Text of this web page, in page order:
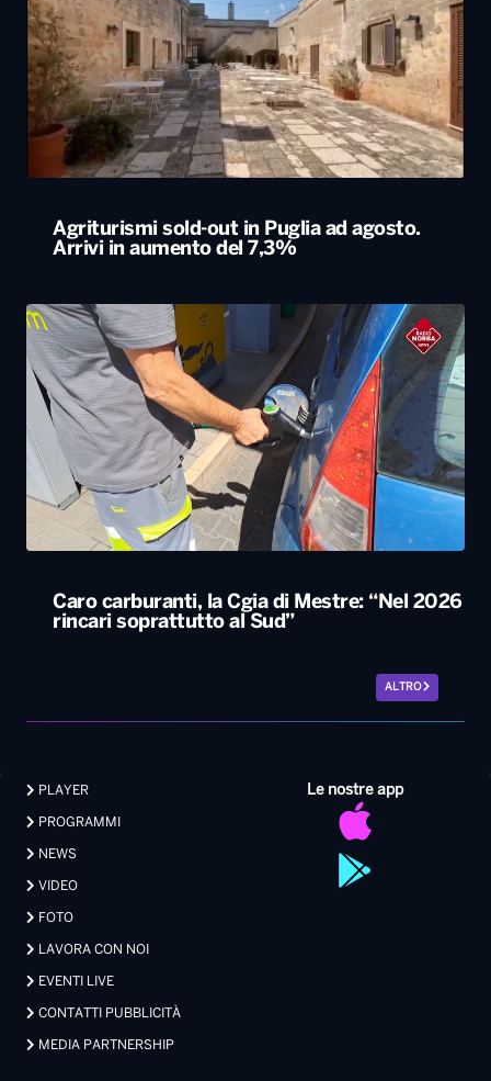
Agriturismi sold-out in Puglia ad agosto.
Arrivi in aumento del 7,3%
Caro carburanti, la Cgia di Mestre: “Nel 2026
rincari soprattutto al Sud”
ALTRO
Le nostre app
PLAYER
PROGRAMMI
NEWS
VIDEO
FOTO
LAVORA CON NOI
EVENTI LIVE
CONTATTI PUBBLICITÀ
MEDIA PARTNERSHIP